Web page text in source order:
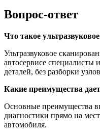
Вопрос-ответ
Что такое
Ультразвуковое
автосервисе специалисты
деталей, без разборки
Какие преимущества
Основные преимущества
диагностики прямо на
автомобиля.